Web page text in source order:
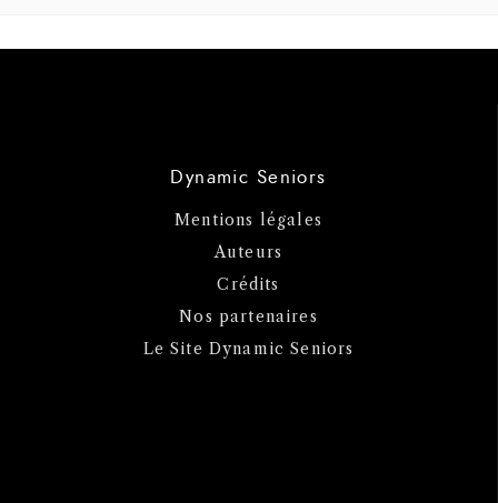
Dynamic Seniors
Mentions légales
Auteurs
Crédits
Nos partenaires
Le Site Dynamic Seniors